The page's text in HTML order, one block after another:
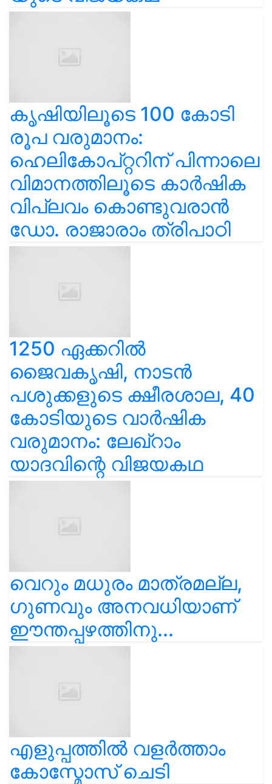
കൃഷിയിലൂടെ 100 കോടി
രൂപ വരുമാനം:
ഹെലികോപ്റ്ററിന് പിന്നാലെ
വിമാനത്തിലൂടെ കാർഷിക
വിപ്ലവം കൊണ്ടുവരാൻ
ഡോ. രാജാരാം ത്രിപാഠി
1250 ഏക്കറിൽ
ജൈവകൃഷി, നാടൻ
പശുക്കളുടെ ക്ഷീരശാല, 40
കോടിയുടെ വാർഷിക
വരുമാനം: ലേഖ്‌റാം
യാദവിന്റെ വിജയകഥ
വെറും മധുരം മാത്രമല്ല,
ഗുണവും അനവധിയാണ്
ഈന്തപ്പഴത്തിനു...
എളുപ്പത്തിൽ വളർത്താം
കോസ്മോസ് ചെടി